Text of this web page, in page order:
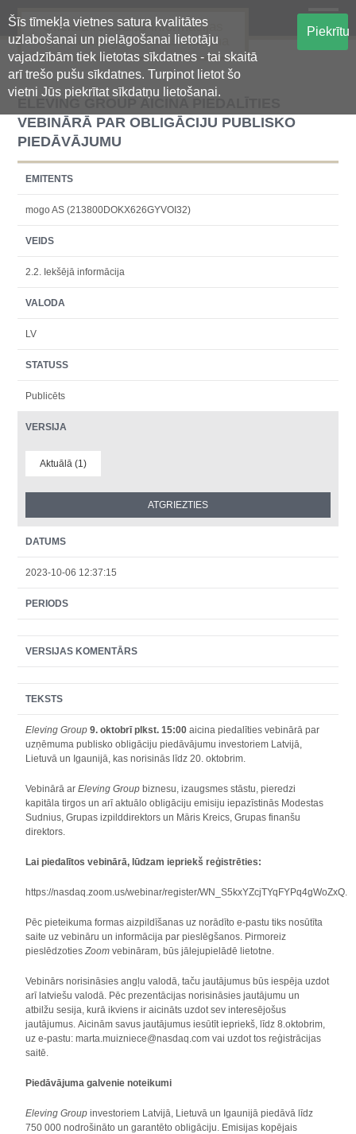
Šīs tīmekļa vietnes satura kvalitātes
uzlabošanai un pielāgošanai lietotāju
vajadzībām tiek lietotas sīkdatnes - tai skaitā
arī trešo pušu sīkdatnes. Turpinot lietot šo
vietni Jūs piekrītat sīkdatņu lietošanai.
Piekrītu
Oficiālā regulētās informācijas
centralizētā glabāšanas sistēma
ELEVING GROUP AICINA PIEDALĪTIES
VEBINĀRĀ PAR OBLIGĀCIJU PUBLISKO
PIEDĀVĀJUMU
EMITENTS
mogo AS (213800DOKX626GYVOI32)
VEIDS
2.2. Iekšējā informācija
VALODA
LV
STATUSS
Publicēts
VERSIJA
Aktuālā (1)
DATUMS
2023-10-06 12:37:15
PERIODS
VERSIJAS KOMENTĀRS
TEKSTS
Eleving Group9. oktobrī plkst. 15:00aicina piedalīties vebinārā par
uzņēmuma publisko obligāciju piedāvājumu investoriem Latvijā,
Lietuvā un Igaunijā, kas norisinās līdz 20. oktobrim.
Vebinārā arEleving Group biznesu, izaugsmes stāstu, pieredzi
kapitāla tirgos un arī aktuālo obligāciju emisiju iepazīstinās Modestas
Sudnius, Grupas izpilddirektors un Māris Kreics, Grupas finanšu
direktors.
Lai piedalītos vebinārā, lūdzam iepriekš reģistrēties:
https://nasdaq.zoom.us/webinar/register/WN_S5kxYZcjTYqFYPq4gWoZxQ.
Pēc pieteikuma formas aizpildīšanas uz norādīto e-pastu tiks nosūtīta
saite uz vebināru un informācija par pieslēgšanos. Pirmoreiz
pieslēdzotiesZoom vebināram, būs jālejupielādē lietotne.
Vebinārs norisināsies angļu valodā, taču jautājumus būs iespēja uzdot
arī latviešu valodā. Pēc prezentācijas norisināsies jautājumu un
atbilžu sesija, kurā ikviens ir aicināts uzdot sev interesējošus
jautājumus. Aicinām savus jautājumus iesūtīt iepriekš, līdz 8.oktobrim,
uz e-pastu: marta.muizniece@nasdaq.com vai uzdot tos reģistrācijas
saitē.
Piedāvājuma galvenie noteikumi
Eleving Group investoriem Latvijā, Lietuvā un Igaunijā piedāvā līdz
750 000 nodrošināto un garantēto obligāciju. Emisijas kopējais